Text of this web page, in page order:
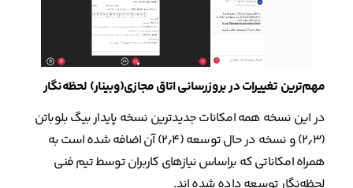
مهم‌ترین تغییرات در بروزرسانی اتاق مجازی(وبینار) لحظه‌نگار
در این نسخه همه امکانات جدیدترین نسخه پایدار بیگ بلوباتن
(۲٫۳) و نسخه در حال توسعه (۲٫۴) آن اضافه شده است به
همراه امکاناتی که براساس نیازهای کاربران توسط تیم فنی
لحظه‌نگار توسعه داده شده اند.